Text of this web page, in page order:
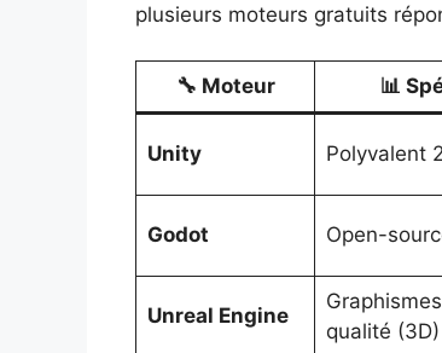
plusieurs moteurs gratuits
🔧 Moteur 📊
Unity Polyvalent
Godot Open-
Unreal Engine
qualité (3D)